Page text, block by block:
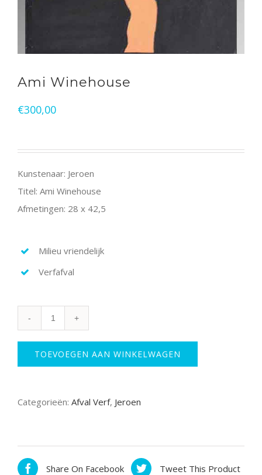
Ami Winehouse
€300,00
Kunstenaar: Jeroen
Titel: Ami Winehouse
Afmetingen: 28 x 42,5
Milieu vriendelijk
Verfafval
Ami
Winehouse
aantal
TOEVOEGEN AAN WINKELWAGEN
Categorieën: Afval Verf, Jeroen
Share On Facebook Tweet This Product